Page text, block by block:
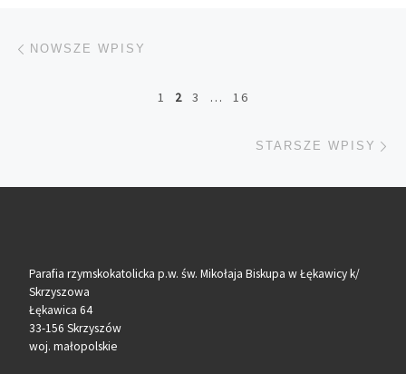
Nawigacja po wpisach
NOWSZE WPISY
1 2 3 … 16
STARSZE WPISY
Parafia rzymskokatolicka p.w. św. Mikołaja Biskupa w Łękawicy k/
Skrzyszowa
Łękawica 64
33-156 Skrzyszów
woj. małopolskie